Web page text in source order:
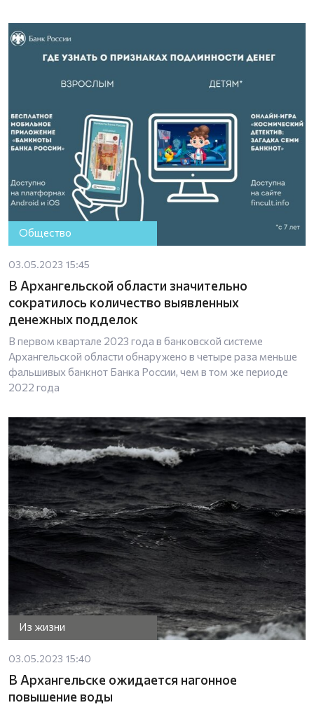
Общество
03.05.2023 15:45
В Архангельской области значительно
сократилось количество выявленных
денежных подделок
В первом квартале 2023 года в банковской системе
Архангельской области обнаружено в четыре раза меньше
фальшивых банкнот Банка России, чем в том же периоде
2022 года
Из жизни
03.05.2023 15:40
В Архангельске ожидается нагонное
повышение воды